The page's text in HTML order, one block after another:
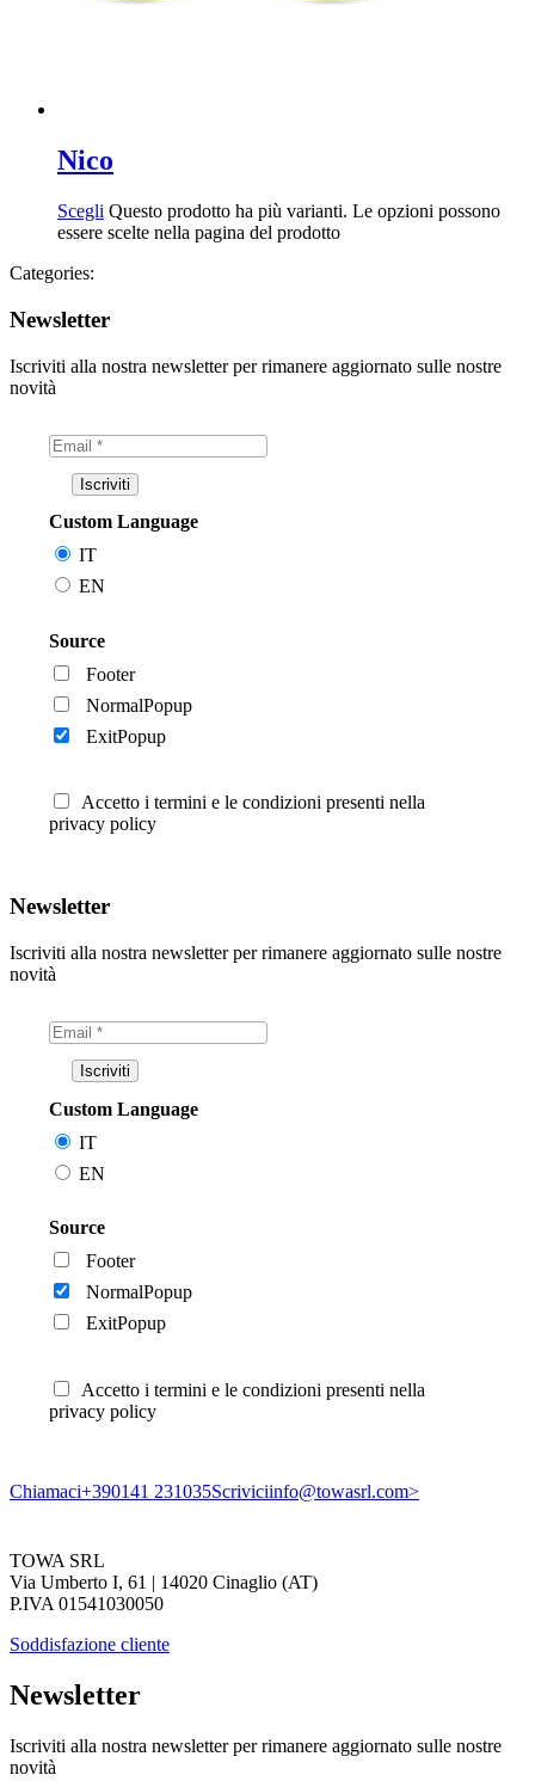
Nico
Scegli Questo prodotto ha più varianti. Le opzioni possono
essere scelte nella pagina del prodotto
Categories:
Newsletter
Iscriviti alla nostra newsletter per rimanere aggiornato sulle nostre
novità
Custom Language
IT
EN
Source
Footer
NormalPopup
ExitPopup
Accetto i termini e le condizioni presenti nella
privacy policy
Newsletter
Iscriviti alla nostra newsletter per rimanere aggiornato sulle nostre
novità
Custom Language
IT
EN
Source
Footer
NormalPopup
ExitPopup
Accetto i termini e le condizioni presenti nella
privacy policy
Chiamaci+390141 231035Scriviciinfo@towasrl.com>
TOWA SRL
Via Umberto I, 61 | 14020 Cinaglio (AT)
P.IVA 01541030050
Soddisfazione cliente
Newsletter
Iscriviti alla nostra newsletter per rimanere aggiornato sulle nostre
novità